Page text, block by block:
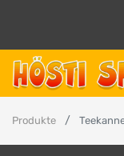
Produkte